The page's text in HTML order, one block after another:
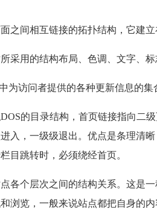
面之间相互链接的拓扑结构，它建
所采用的结构布局、色调、文字、
中为访问者提供的各种更新信息的集
DOS的目录结构，首页链接指向二
入，一级级退出。优点是条理清
目跳转时，必须绕经首页。
点各个层次之间的结构关系。这是
浏览，一般来说站点都把自身的